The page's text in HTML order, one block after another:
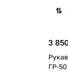
3
ГР-